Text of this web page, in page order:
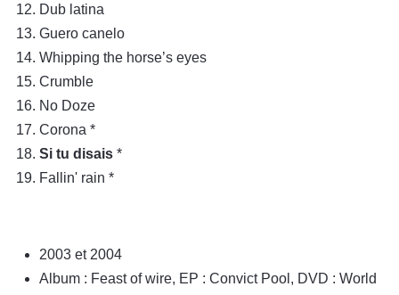
Dub latina
Guero canelo
Whipping the horse’s eyes
Crumble
No Doze
Corona *
Si tu disais *
Fallin' rain *
2003 et 2004
Album : Feast of wire, EP : Convict Pool, DVD : World